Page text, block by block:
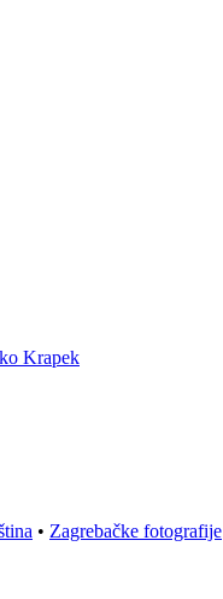
Krapek
• Zagrebačke fotografije